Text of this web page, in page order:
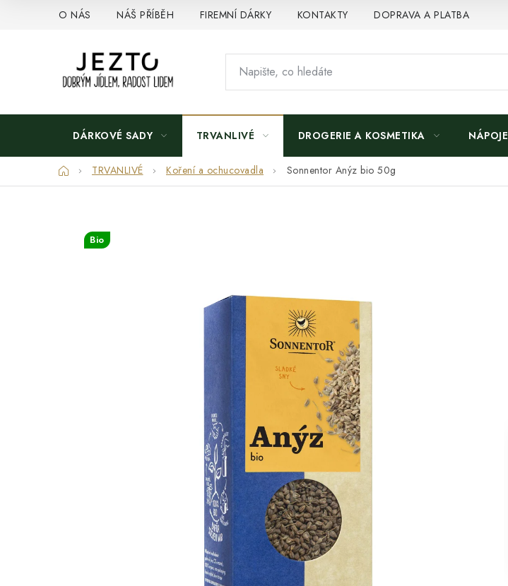
O NÁS NÁŠ PŘÍBĚH FIREMNÍ DÁRKY KONTAKTY DOPRAVA A PLATBA
DÁRKOVÉ SADY TRVANLIVÉ DROGERIE A KOSMETIKA NÁPOJE
DomůTRVANLIVÉ Koření a ochucovadla Sonnentor Anýz bio 50g
Bio